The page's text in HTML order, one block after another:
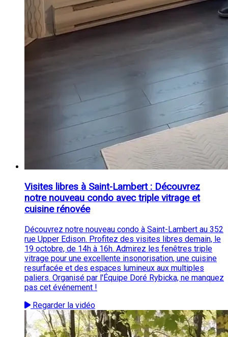
Visites libres à Saint-Lambert : Découvrez
notre nouveau condo avec triple vitrage et
cuisine rénovée
Découvrez notre nouveau condo à Saint-Lambert au 352
rue Upper Edison. Profitez des visites libres demain, le
19 octobre, de 14h à 16h. Admirez les fenêtres triple
vitrage pour une excellente insonorisation, une cuisine
resurfacée et des espaces lumineux aux multiples
paliers. Organisé par l'Équipe Doré Rybicka, ne manquez
pas cet événement !
Regarder la vidéo